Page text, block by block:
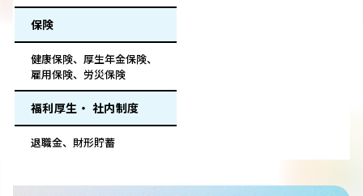
保険
健康保険、厚生年金保険、
雇用保険、労災保険
福利厚生・ 社内制度
退職金、財形貯蓄